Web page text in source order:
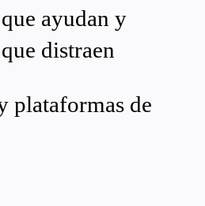
ayudan y
distraen
plataformas de